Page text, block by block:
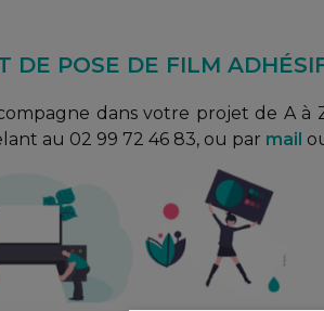
DE POSE DE FILM
dans votre projet de A
au 02 99 72 46 83, ou par mail